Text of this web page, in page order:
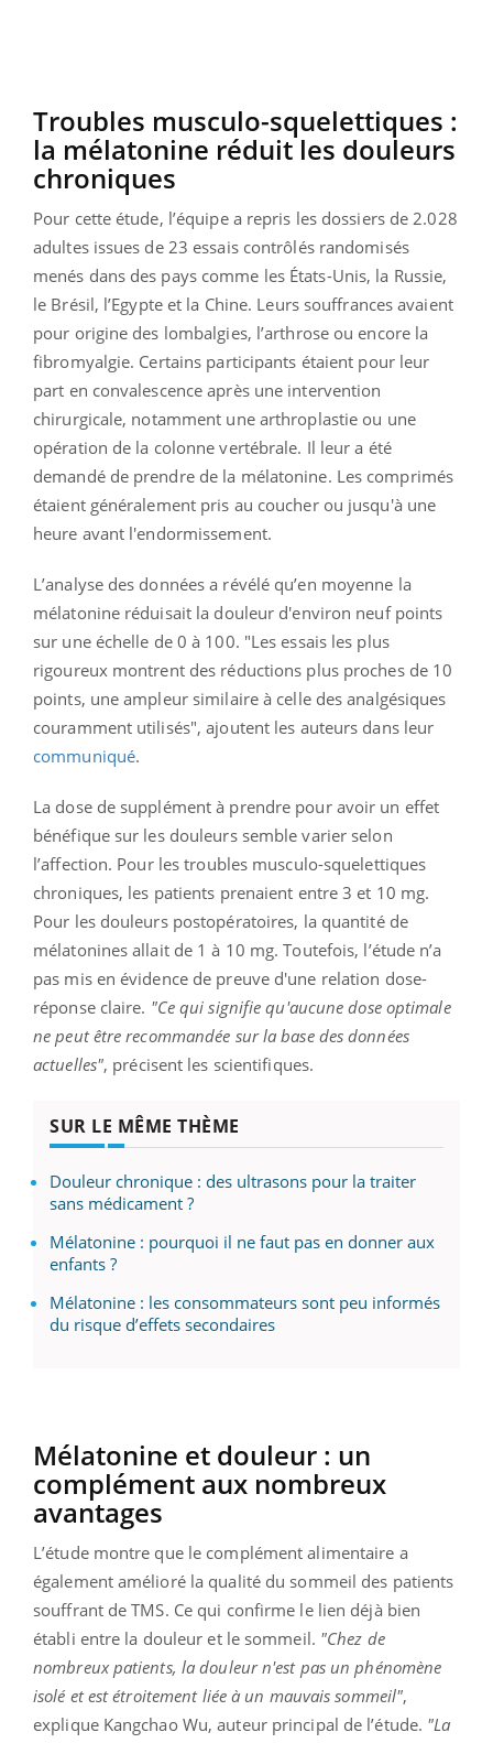
Troubles musculo-squelettiques :
la mélatonine réduit les douleurs
chroniques
Pour cette étude, l’équipe a repris les dossiers de 2.028
adultes issues de 23 essais contrôlés randomisés
menés dans des pays comme les États-Unis, la Russie,
le Brésil, l’Egypte et la Chine. Leurs souffrances avaient
pour origine des lombalgies, l’arthrose ou encore la
fibromyalgie. Certains participants étaient pour leur
part en convalescence après une intervention
chirurgicale, notamment une arthroplastie ou une
opération de la colonne vertébrale. Il leur a été
demandé de prendre de la mélatonine. Les comprimés
étaient généralement pris au coucher ou jusqu'à une
heure avant l'endormissement.
L’analyse des données a révélé qu’en moyenne la
mélatonine réduisait la douleur d'environ neuf points
sur une échelle de 0 à 100. "Les essais les plus
rigoureux montrent des réductions plus proches de 10
points, une ampleur similaire à celle des analgésiques
couramment utilisés", ajoutent les auteurs dans leur
communiqué.
La dose de supplément à prendre pour avoir un effet
bénéfique sur les douleurs semble varier selon
l’affection. Pour les troubles musculo-squelettiques
chroniques, les patients prenaient entre 3 et 10 mg.
Pour les douleurs postopératoires, la quantité de
mélatonines allait de 1 à 10 mg. Toutefois, l’étude n’a
pas mis en évidence de preuve d'une relation dose-
réponse claire. "Ce qui signifie qu'aucune dose optimale
ne peut être recommandée sur la base des données
actuelles", précisent les scientifiques.
SUR LE MÊME THÈME
Douleur chronique : des ultrasons pour la traiter
sans médicament ?
Mélatonine : pourquoi il ne faut pas en donner aux
enfants ?
Mélatonine : les consommateurs sont peu informés
du risque d’effets secondaires
Mélatonine et douleur : un
complément aux nombreux
avantages
L’étude montre que le complément alimentaire a
également amélioré la qualité du sommeil des patients
souffrant de TMS. Ce qui confirme le lien déjà bien
établi entre la douleur et le sommeil. "Chez de
nombreux patients, la douleur n'est pas un phénomène
isolé et est étroitement liée à un mauvais sommeil",
explique Kangchao Wu, auteur principal de l’étude. "La